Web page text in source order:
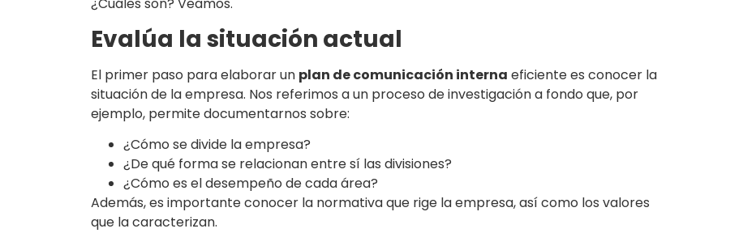
¿Cuáles son? Veamos.
Evalúa la situación actual
El primer paso para elaborar un plan de comunicación interna eficiente es conocer la
situación de la empresa. Nos referimos a un proceso de investigación a fondo que, por
ejemplo, permite documentarnos sobre:
¿Cómo se divide la empresa?
¿De qué forma se relacionan entre sí las divisiones?
¿Cómo es el desempeño de cada área?
Además, es importante conocer la normativa que rige la empresa, así como los valores
que la caracterizan.